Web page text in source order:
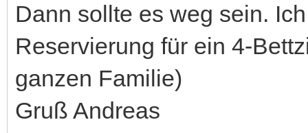
Dann sollte es weg sein.
Reservierung für ein 4-
ganzen Familie)
Gruß Andreas